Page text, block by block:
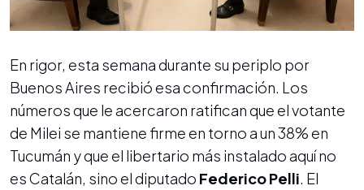
En rigor, esta semana durante su periplo por
Buenos Aires recibió esa confirmación. Los
números que le acercaron ratifican que el votante
de Milei se mantiene firme en torno a un 38% en
Tucumán y que el libertario más instalado aquí no
es Catalán, sino el diputado Federico Pelli . El